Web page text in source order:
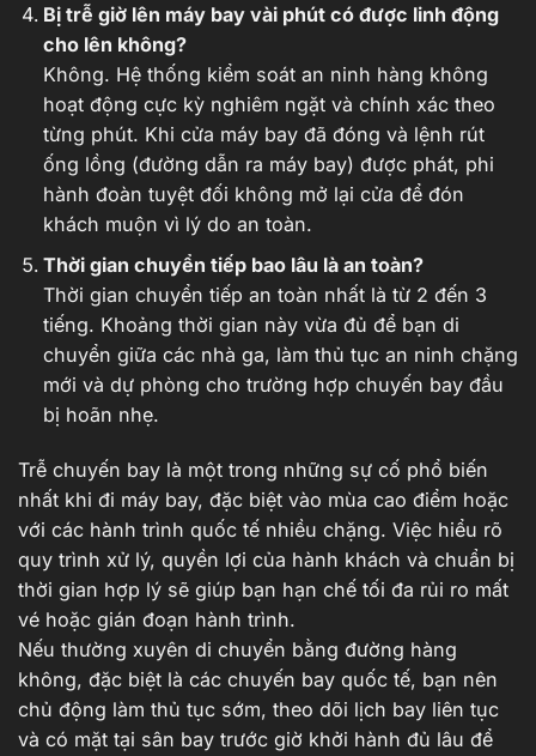
Bị trễ giờ lên máy bay vài phút có được linh động
cho lên không?
Không. Hệ thống kiểm soát an ninh hàng không
hoạt động cực kỳ nghiêm ngặt và chính xác theo
từng phút. Khi cửa máy bay đã đóng và lệnh rút
ống lồng (đường dẫn ra máy bay) được phát, phi
hành đoàn tuyệt đối không mở lại cửa để đón
khách muộn vì lý do an toàn.
Thời gian chuyển tiếp bao lâu là an toàn?
Thời gian chuyển tiếp an toàn nhất là từ 2 đến 3
tiếng. Khoảng thời gian này vừa đủ để bạn di
chuyển giữa các nhà ga, làm thủ tục an ninh chặng
mới và dự phòng cho trường hợp chuyến bay đầu
bị hoãn nhẹ.
Trễ chuyến bay là một trong những sự cố phổ biến
nhất khi đi máy bay, đặc biệt vào mùa cao điểm hoặc
với các hành trình quốc tế nhiều chặng. Việc hiểu rõ
quy trình xử lý, quyền lợi của hành khách và chuẩn bị
thời gian hợp lý sẽ giúp bạn hạn chế tối đa rủi ro mất
vé hoặc gián đoạn hành trình.
Nếu thường xuyên di chuyển bằng đường hàng
không, đặc biệt là các chuyến bay quốc tế, bạn nên
chủ động làm thủ tục sớm, theo dõi lịch bay liên tục
và có mặt tại sân bay trước giờ khởi hành đủ lâu để